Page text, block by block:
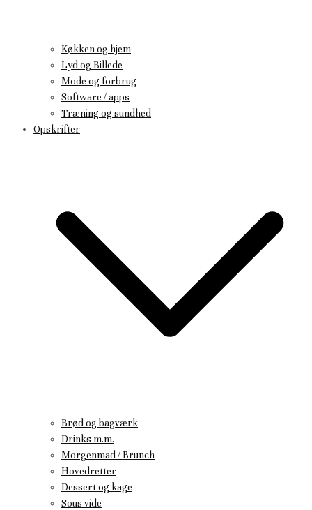
Køkken og hjem
Lyd og Billede
Mode og forbrug
Software / apps
Træning og sundhed
Opskrifter
Brød og bagværk
Drinks m.m.
Morgenmad / Brunch
Hovedretter
Dessert og kage
Sous vide